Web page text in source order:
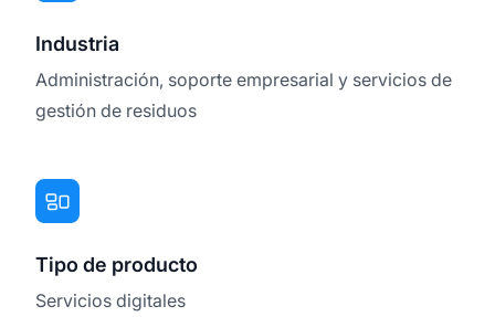
Industria
Administración, soporte empresarial y servicios de
gestión de residuos
Tipo de producto
Servicios digitales